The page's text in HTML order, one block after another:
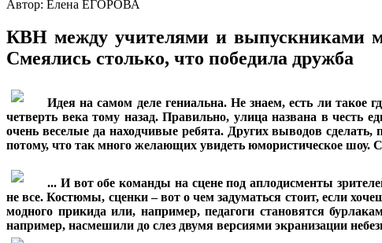
Автор: Елена ЕГОРОВА
КВН между учителями и выпускниками
Смеялись столько, что победила дружба
Идея на самом деле гениальна. Не знаем, есть ли
четверть века тому назад. Правильно, улица названа в
очень веселые да находчивые ребята. Других выводов
потому, что так много желающих увидеть юмористическое
... И вот обе команды на сцене под аплодисменты
не все. Костюмы, сценки – вот о чем задуматься стоит, если
модного прикида или, например, педагоги становятся
например, насмешили до слез двумя версиями экранизации